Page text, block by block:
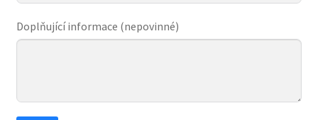
Doplňující informace (nepovinné)